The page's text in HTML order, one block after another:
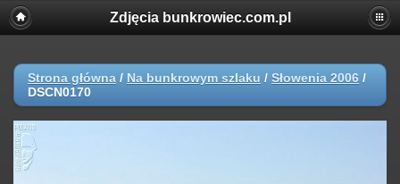
Zdjęcia bunkrowiec.com.pl
Strona główna / Na bunkrowym szlaku / Słowenia 2006 /
DSCN0170